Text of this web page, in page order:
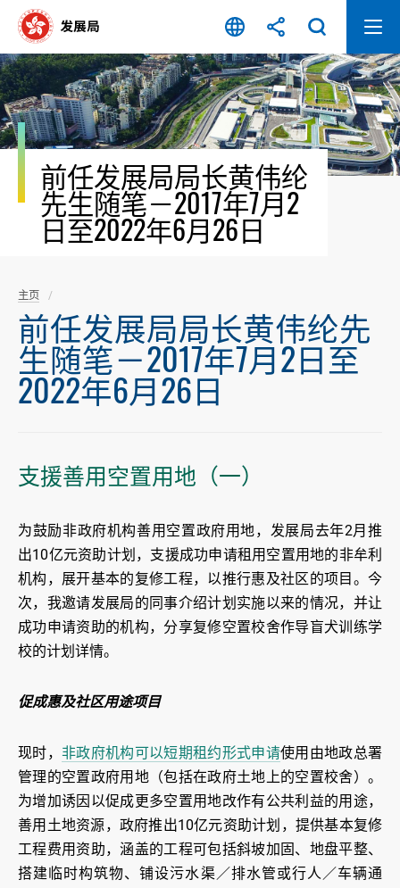
容
开
始
前任发展局局长黄伟纶
先生随笔－2017年7月2
日至2022年6月26日
主页
前任发展局局长黄伟纶先
生随笔－2017年7月2日至
2022年6月26日
支援善用空置用地（一）
为鼓励非政府机构善用空置政府用地，发展局去年2月推
出10亿元资助计划，支援成功申请租用空置用地的非牟利
机构，展开基本的复修工程，以推行惠及社区的项目。今
次，我邀请发展局的同事介绍计划实施以来的情况，并让
成功申请资助的机构，分享复修空置校舍作导盲犬训练学
校的计划详情。
促成惠及社区用途项目
现时， 非政府机构可以短期租约形式申请使用由地政总署
管理的空置政府用地（包括在政府土地上的空置校舍）。
为增加诱因以促成更多空置用地改作有公共利益的用途，
善用土地资源，政府推出10亿元资助计划，提供基本复修
工程费用资助，涵盖的工程可包括斜坡加固、地盘平整、
搭建临时构筑物、铺设污水渠／排水管或行人／车辆通